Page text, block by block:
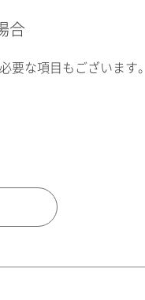
住所検索
合
要な項目もございます。